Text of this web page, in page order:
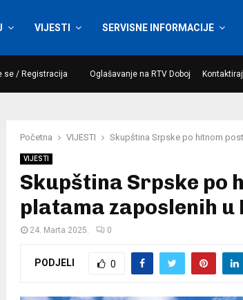
VIJESTI SERVISNE INFORMACIJE
se / Registracija Oglašavanje na RTV Doboj
Početna VIJESTI Skupština Srpske po hitnom
VIJESTI
Skupština Srpske po
platama zaposlenih u
24. Marta 2025. 0
PODJELI 0